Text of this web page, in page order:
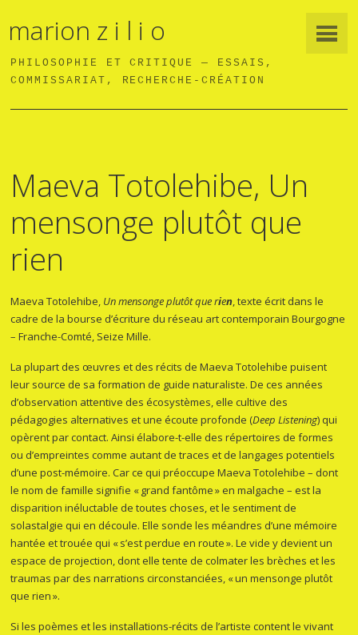
marion z i l i o
PHILOSOPHIE ET CRITIQUE — ESSAIS,
COMMISSARIAT, RECHERCHE-CRÉATION
Maeva Totolehibe, Un
mensonge plutôt que
rien
Maeva Totolehibe, Un mensonge plutôt que rien, texte écrit dans le
cadre de la bourse d’écriture du réseau art contemporain Bourgogne
– Franche-Comté, Seize Mille.
La plupart des œuvres et des récits de Maeva Totolehibe puisent
leur source de sa formation de guide naturaliste. De ces années
d’observation attentive des écosystèmes, elle cultive des
pédagogies alternatives et une écoute profonde (Deep Listening) qui
opèrent par contact. Ainsi élabore-t-elle des répertoires de formes
ou d’empreintes comme autant de traces et de langages potentiels
d’une post-mémoire. Car ce qui préoccupe Maeva Totolehibe – dont
le nom de famille signifie « grand fantôme » en malgache – est la
disparition inéluctable de toutes choses, et le sentiment de
solastalgie qui en découle. Elle sonde les méandres d’une mémoire
hantée et trouée qui « s’est perdue en route ». Le vide y devient un
espace de projection, dont elle tente de colmater les brèches et les
traumas par des narrations circonstanciées, « un mensonge plutôt
que rien ».
Si les poèmes et les installations-récits de l’artiste content le vivant